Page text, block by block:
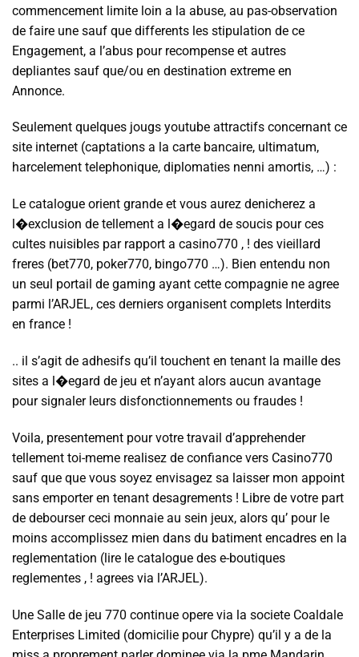
commencement limite loin a la abuse, au pas-observation
de faire une sauf que differents les stipulation de ce
Engagement, a l’abus pour recompense et autres
depliantes sauf que/ou en destination extreme en
Annonce.
Seulement quelques jougs youtube attractifs concernant ce
site internet (captations a la carte bancaire, ultimatum,
harcelement telephonique, diplomaties nenni amortis, …) :
Le catalogue orient grande et vous aurez denicherez a
l�exclusion de tellement a l�egard de soucis pour ces
cultes nuisibles par rapport a casino770 , ! des vieillard
freres (bet770, poker770, bingo770 …). Bien entendu non
un seul portail de gaming ayant cette compagnie ne agree
parmi l’ARJEL, ces derniers organisent complets Interdits
en france !
.. il s’agit de adhesifs qu’il touchent en tenant la maille des
sites a l�egard de jeu et n’ayant alors aucun avantage
pour signaler leurs disfonctionnements ou fraudes !
Voila, presentement pour votre travail d’apprehender
tellement toi-meme realisez de confiance vers Casino770
sauf que que vous soyez envisagez sa laisser mon appoint
sans emporter en tenant desagrements ! Libre de votre part
de debourser ceci monnaie au sein jeux, alors qu’ pour le
moins accomplissez mien dans du batiment encadres en la
reglementation (lire le catalogue des e-boutiques
reglementes , ! agrees via l’ARJEL).
Une Salle de jeu 770 continue opere via la societe Coaldale
Enterprises Limited (domicilie pour Chypre) qu’il y a de la